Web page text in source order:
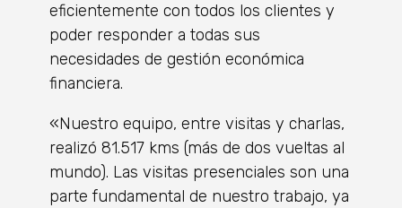
eficientemente con todos los clientes y
poder responder a todas sus
necesidades de gestión económica
financiera.
«Nuestro equipo, entre visitas y charlas,
realizó 81.517 kms (más de dos vueltas al
mundo). Las visitas presenciales son una
parte fundamental de nuestro trabajo, ya